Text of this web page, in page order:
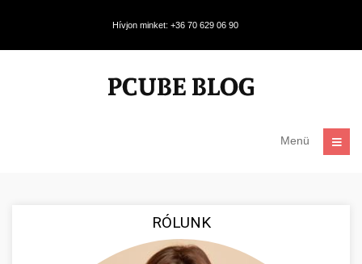
Hívjon minket: +36 70 629 06 90
Menü
RÓLUNK